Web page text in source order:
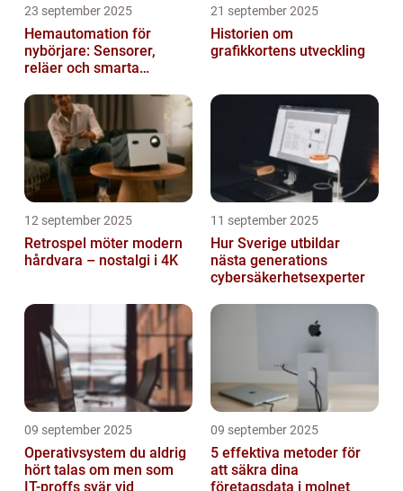
23 september 2025
Hemautomation för
nybörjare: Sensorer,
reläer och smarta
21 september 2025
Historien om
grafikkortens utveckling
12 september 2025
Retrospel möter modern
hårdvara – nostalgi i 4K
11 september 2025
Hur Sverige utbildar
nästa generations
cybersäkerhetsexperter
09 september 2025
Operativsystem du aldrig
hört talas om men som
IT-proffs svär vid
09 september 2025
5 effektiva metoder för
att säkra dina
företagsdata i molnet